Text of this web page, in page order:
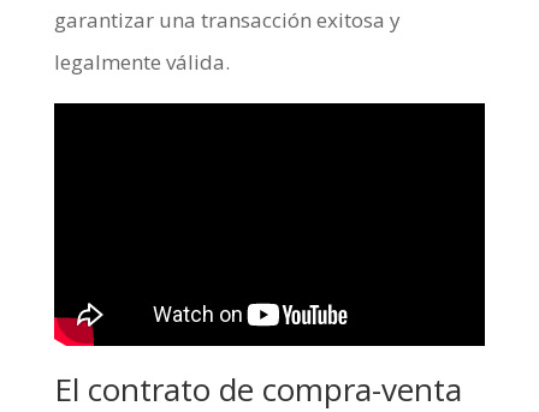
garantizar una transacción exitosa y
legalmente válida.
El contrato de compra-venta